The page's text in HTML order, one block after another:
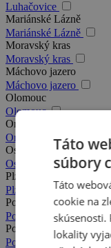
Luhačovice
Mariánské Lázně
Mariánské Lázně
Moravský kras
Moravský kras
Máchovo jazero
Máchovo jazero
Olomouc
Olomouc
Orlické hory
Orlické hory
Ostrava
Ostrava
Plzeň
Plzeň
Podkrkonošie
Podkrkonošie
Poděbrady
Poděbrady
Táto
súbory
Táto
cookie na
skúsenosti.
lokality